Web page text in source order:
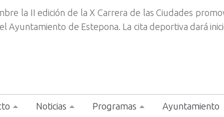
la II edición de la X Carrera de las Ciudades
Ayuntamiento de Estepona. La cita deportiva dará
Noticias Programas Ayuntamiento